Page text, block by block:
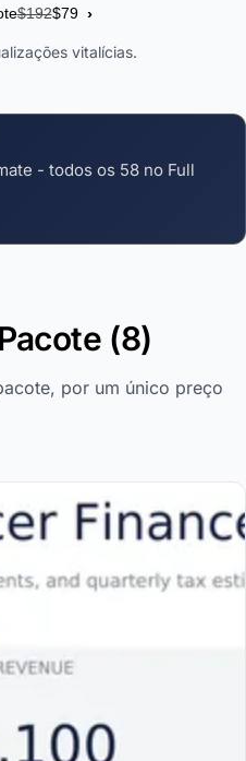
$192$79 ›
vitalícias.
- todos os 58 no Full
(8)
por um único preço